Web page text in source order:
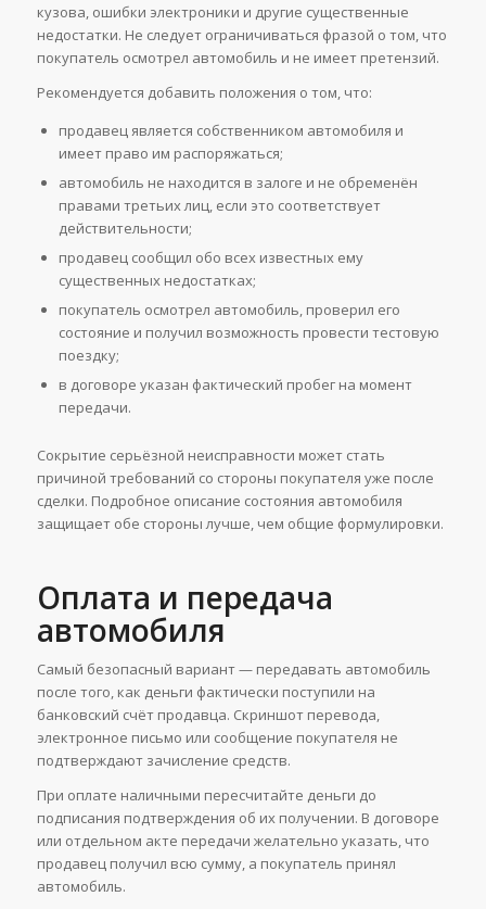
кузова, ошибки электроники и другие существенные
недостатки. Не следует ограничиваться фразой о том, что
покупатель осмотрел автомобиль и не имеет претензий.
Рекомендуется добавить положения о том, что:
продавец является собственником автомобиля и
имеет право им распоряжаться;
автомобиль не находится в залоге и не обременён
правами третьих лиц, если это соответствует
действительности;
продавец сообщил обо всех известных ему
существенных недостатках;
покупатель осмотрел автомобиль, проверил его
состояние и получил возможность провести тестовую
поездку;
в договоре указан фактический пробег на момент
передачи.
Сокрытие серьёзной неисправности может стать
причиной требований со стороны покупателя уже после
сделки. Подробное описание состояния автомобиля
защищает обе стороны лучше, чем общие формулировки.
Оплата и передача
автомобиля
Самый безопасный вариант — передавать автомобиль
после того, как деньги фактически поступили на
банковский счёт продавца. Скриншот перевода,
электронное письмо или сообщение покупателя не
подтверждают зачисление средств.
При оплате наличными пересчитайте деньги до
подписания подтверждения об их получении. В договоре
или отдельном акте передачи желательно указать, что
продавец получил всю сумму, а покупатель принял
автомобиль.